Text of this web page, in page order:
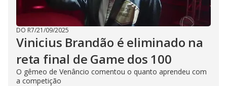
DO R7/21/09/2025
Vinicius Brandão é eliminado na
reta final de Game dos 100
O gêmeo de Venâncio comentou o quanto aprendeu com
a competição